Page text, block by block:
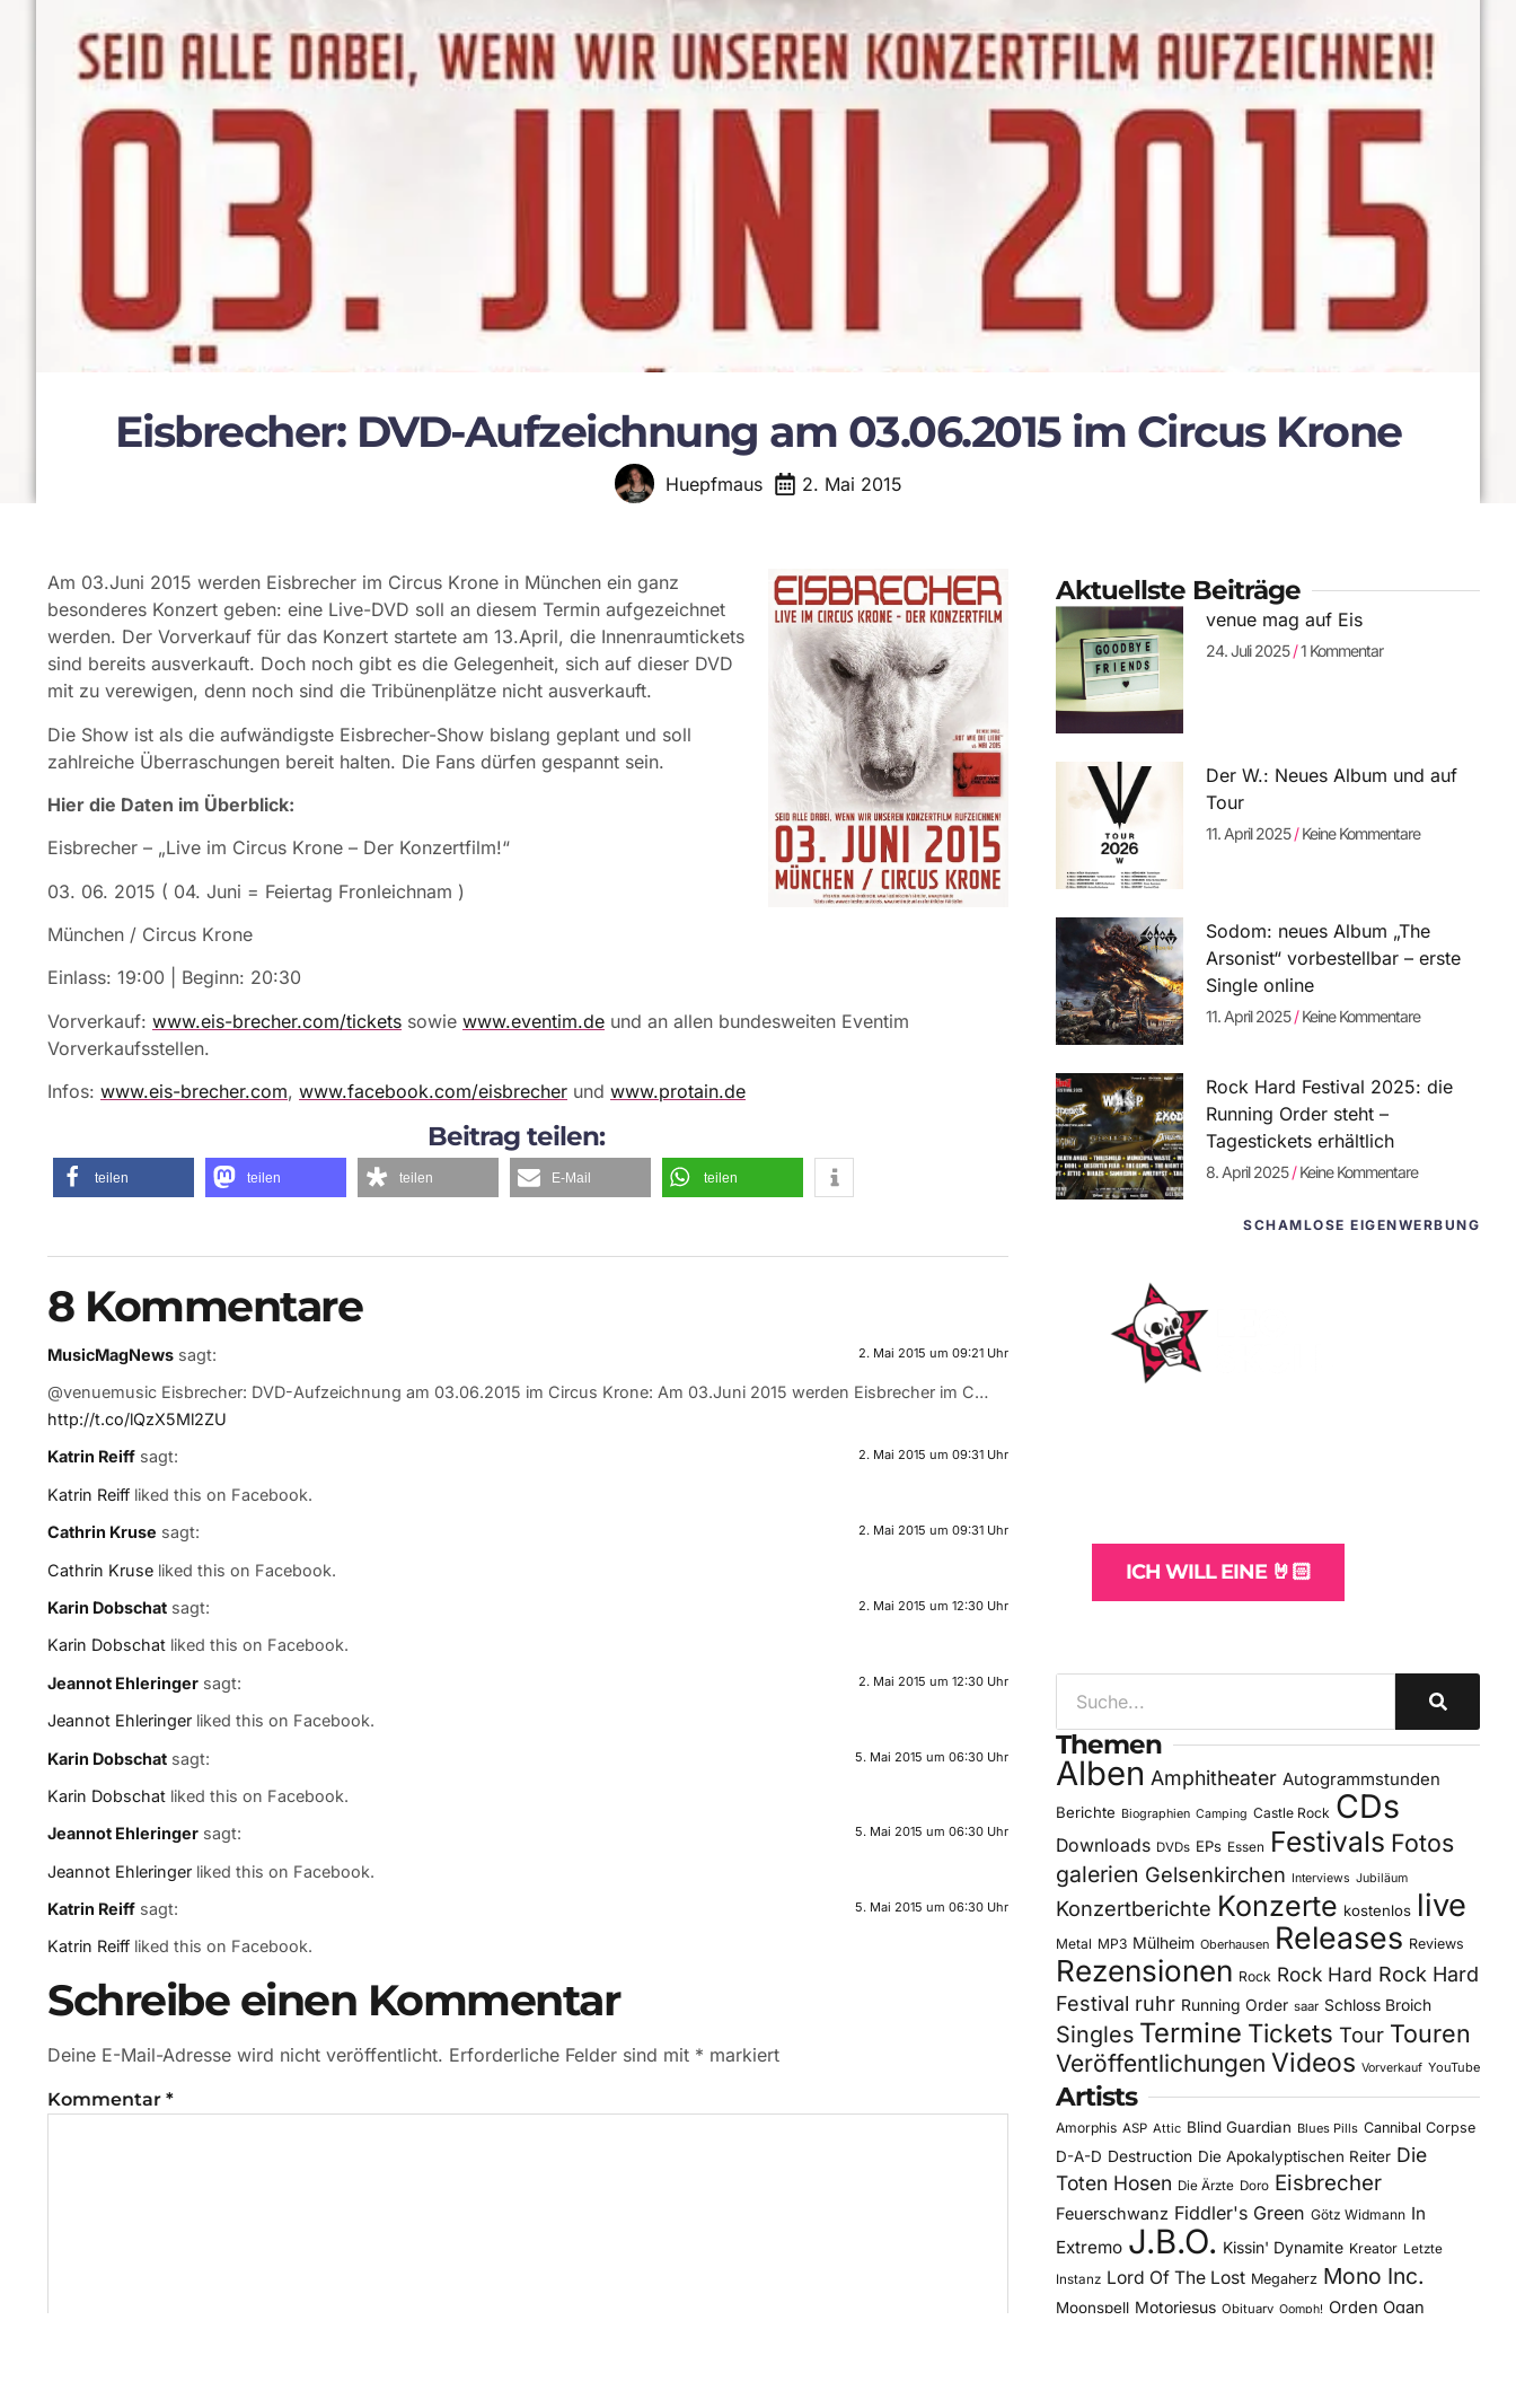
Eisbrecher: DVD-Aufzeichnung am 03.06.2015 im Circus Krone
Huepfmaus 2. Mai 2015
Am 03.Juni 2015 werden Eisbrecher im Circus Krone in München ein ganz
besonderes Konzert geben: eine Live-DVD soll an diesem Termin aufgezeichnet
werden. Der Vorverkauf für das Konzert startete am 13.April, die Innenraumtickets
sind bereits ausverkauft. Doch noch gibt es die Gelegenheit, sich auf dieser DVD
mit zu verewigen, denn noch sind die Tribünenplätze nicht ausverkauft.
Die Show ist als die aufwändigste Eisbrecher-Show bislang geplant und soll
zahlreiche Überraschungen bereit halten. Die Fans dürfen gespannt sein.
Hier die Daten im Überblick:
Eisbrecher – „Live im Circus Krone – Der Konzertfilm!“
03. 06. 2015 ( 04. Juni = Feiertag Fronleichnam )
München / Circus Krone
Einlass: 19:00 | Beginn: 20:30
Vorverkauf: www.eis-brecher.com/tickets sowie www.eventim.de und an allen bundesweiten Eventim
Vorverkaufsstellen.
Infos: www.eis-brecher.com, www.facebook.com/eisbrecher und www.protain.de
Beitrag teilen:
teilen teilen teilen E-Mail teilen
8 Kommentare
MusicMagNews sagt: 2. Mai 2015 um 09:21 Uhr
@venuemusic Eisbrecher: DVD-Aufzeichnung am 03.06.2015 im Circus Krone: Am 03.Juni 2015 werden Eisbrecher im C…
http://t.co/lQzX5Ml2ZU
Katrin Reiff sagt: 2. Mai 2015 um 09:31 Uhr
Katrin Reiff liked this on Facebook.
Cathrin Kruse sagt: 2. Mai 2015 um 09:31 Uhr
Cathrin Kruse liked this on Facebook.
Karin Dobschat sagt: 2. Mai 2015 um 12:30 Uhr
Karin Dobschat liked this on Facebook.
Jeannot Ehleringer sagt: 2. Mai 2015 um 12:30 Uhr
Jeannot Ehleringer liked this on Facebook.
Karin Dobschat sagt: 5. Mai 2015 um 06:30 Uhr
Karin Dobschat liked this on Facebook.
Jeannot Ehleringer sagt: 5. Mai 2015 um 06:30 Uhr
Jeannot Ehleringer liked this on Facebook.
Katrin Reiff sagt: 5. Mai 2015 um 06:30 Uhr
Katrin Reiff liked this on Facebook.
Schreibe einen Kommentar
Deine E-Mail-Adresse wird nicht veröffentlicht. Erforderliche Felder sind mit * markiert
Kommentar *
Aktuellste Beiträge
venue mag auf Eis
24. Juli 2025 1 Kommentar
Der W.: Neues Album und auf
Tour
11. April 2025 Keine Kommentare
Sodom: neues Album „The
Arsonist“ vorbestellbar – erste
Single online
11. April 2025 Keine Kommentare
Rock Hard Festival 2025: die
Running Order steht –
Tagestickets erhältlich
8. April 2025 Keine Kommentare
SCHAMLOSE EIGENWERBUNG
ICH WILL EINE 🤘🏻
Themen
Alben Amphitheater Autogrammstunden
Berichte Biographien Camping Castle Rock CDs
Downloads DVDs EPs Essen Festivals Fotos
galerien Gelsenkirchen Interviews Jubiläum
Konzertberichte Konzerte kostenlos live
Metal MP3 Mülheim Oberhausen Releases Reviews
Rezensionen Rock Rock Hard Rock Hard
Festival ruhr Running Order saar Schloss Broich
Singles Termine Tickets Tour Touren
Veröffentlichungen Videos Vorverkauf YouTube
Artists
Amorphis ASP Attic Blind Guardian Blues Pills Cannibal Corpse
D-A-D Destruction Die Apokalyptischen Reiter Die
Toten Hosen Die Ärzte Doro Eisbrecher
Feuerschwanz Fiddler's Green Götz Widmann In
Extremo J.B.O. Kissin' Dynamite Kreator Letzte
Instanz Lord Of The Lost Megaherz Mono Inc.
Moonspell Motorjesus Obituary Oomph! Orden Ogan